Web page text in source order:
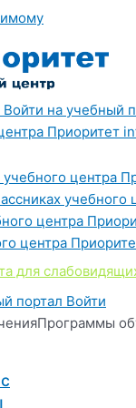
Войти на учебный
для
Войти
Программы